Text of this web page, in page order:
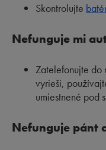
Skontrolujte
Nefunguje mi
Zatelefonujte do
vyrieši,
umiestnené pod
Nefunguje pánt